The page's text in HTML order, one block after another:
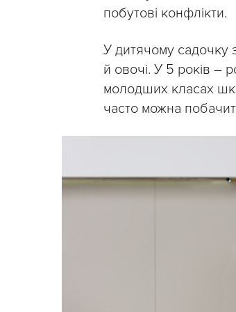
побутові конфлікти.
У дитячому садочку
й овочі. У 5 років –
молодших класах
часто можна